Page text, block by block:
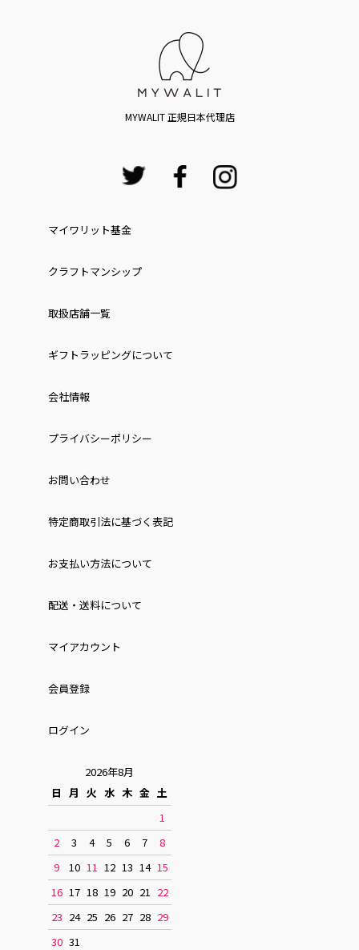
MYWALIT 正規日本代理店
マイワリット基金
クラフトマンシップ
取扱店舗一覧
ギフトラッピングについて
会社情報
プライバシーポリシー
お問い合わせ
特定商取引法に基づく表記
お⽀払い⽅法について
配送・送料について
マイアカウント
会員登録
ログイン
2026年8月
日
月 火 水 木 金 土
1
2
3 4 5 6 7
8
9
10 11 12 13 14 15
16 17 18 19 20 21
22
23 24 25 26 27 28 29
30 31